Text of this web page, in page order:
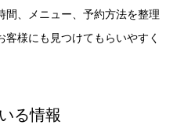
間、メニュー、予約方法を整理
客様にも見つけてもらいやすく
る情報